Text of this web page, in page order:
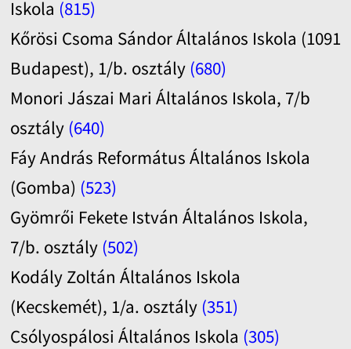
Iskola (815)
Kőrösi Csoma Sándor Általános Iskola (1091
Budapest), 1/b. osztály (680)
Monori Jászai Mari Általános Iskola, 7/b
osztály (640)
Fáy András Református Általános Iskola
(Gomba) (523)
Gyömrői Fekete István Általános Iskola,
7/b. osztály (502)
Kodály Zoltán Általános Iskola
(Kecskemét), 1/a. osztály (351)
Csólyospálosi Általános Iskola (305)